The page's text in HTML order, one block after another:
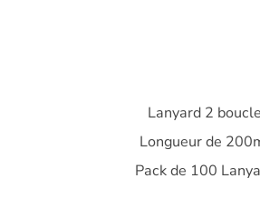
Lanyard 2
Longueur de
Pack de 100